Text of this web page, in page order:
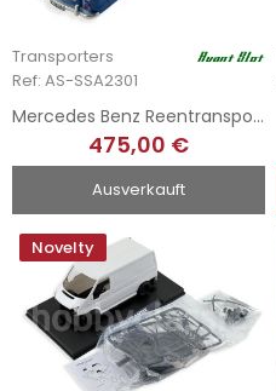
Transporters
Ref: AS-SSA2301
Mercedes Benz Reentransporer + Mercedes W196
475,00 €
Ausverkauft
Novelty